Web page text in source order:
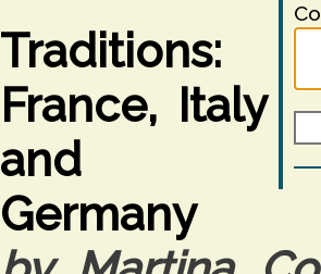
Traditions:
France, Italy
and
Germany